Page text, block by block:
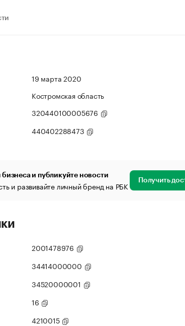
19 марта 2020
Костромская область
320440100005676
440402288473
и публикуйте новости
и развивайте личный бренд на РБК Получить
2001478976
34414000000
34520000001
16
4210015